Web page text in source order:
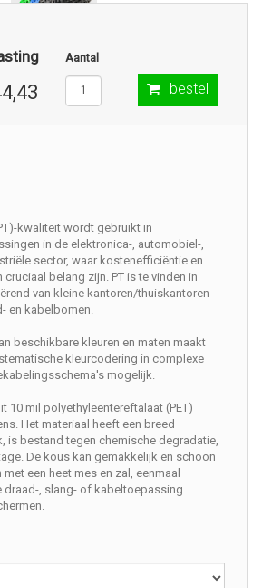
Aantal
bestel
kwaliteit wordt gebruikt in
in de elektronica-, automobiel-,
sector, waar kostenefficiëntie en
cruciaal belang zijn. PT is te vinden in
van kleine kantoren/thuiskantoren
en kabelbomen.
beschikbare kleuren en maten maakt
kleurcodering in complexe
mogelijk.
10 mil polyethyleentereftalaat (PET)
Het materiaal heeft een breed
is bestand tegen chemische degradatie,
De kous kan gemakkelijk en schoon
een heet mes en zal, eenmaal
draad-, slang- of kabeltoepassing